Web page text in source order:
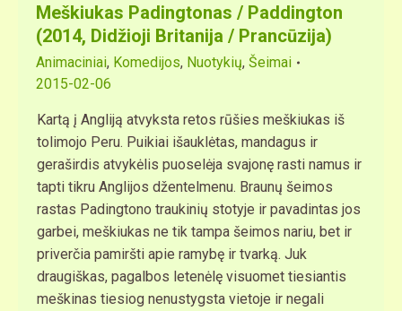
Meškiukas Padingtonas / Paddington
(2014, Didžioji Britanija / Prancūzija)
Animaciniai, Komedijos, Nuotykių, Šeimai
2015-02-06
Kartą į Angliją atvyksta retos rūšies meškiukas iš
tolimojo Peru. Puikiai išauklėtas, mandagus ir
geraširdis atvykėlis puoselėja svajonę rasti namus ir
tapti tikru Anglijos džentelmenu. Braunų šeimos
rastas Padingtono traukinių stotyje ir pavadintas jos
garbei, meškiukas ne tik tampa šeimos nariu, bet ir
priverčia pamiršti apie ramybę ir tvarką. Juk
draugiškas, pagalbos letenėlę visuomet tiesiantis
meškinas tiesiog nenustygsta vietoje ir negali